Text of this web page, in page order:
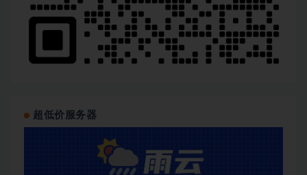
超低价服务器